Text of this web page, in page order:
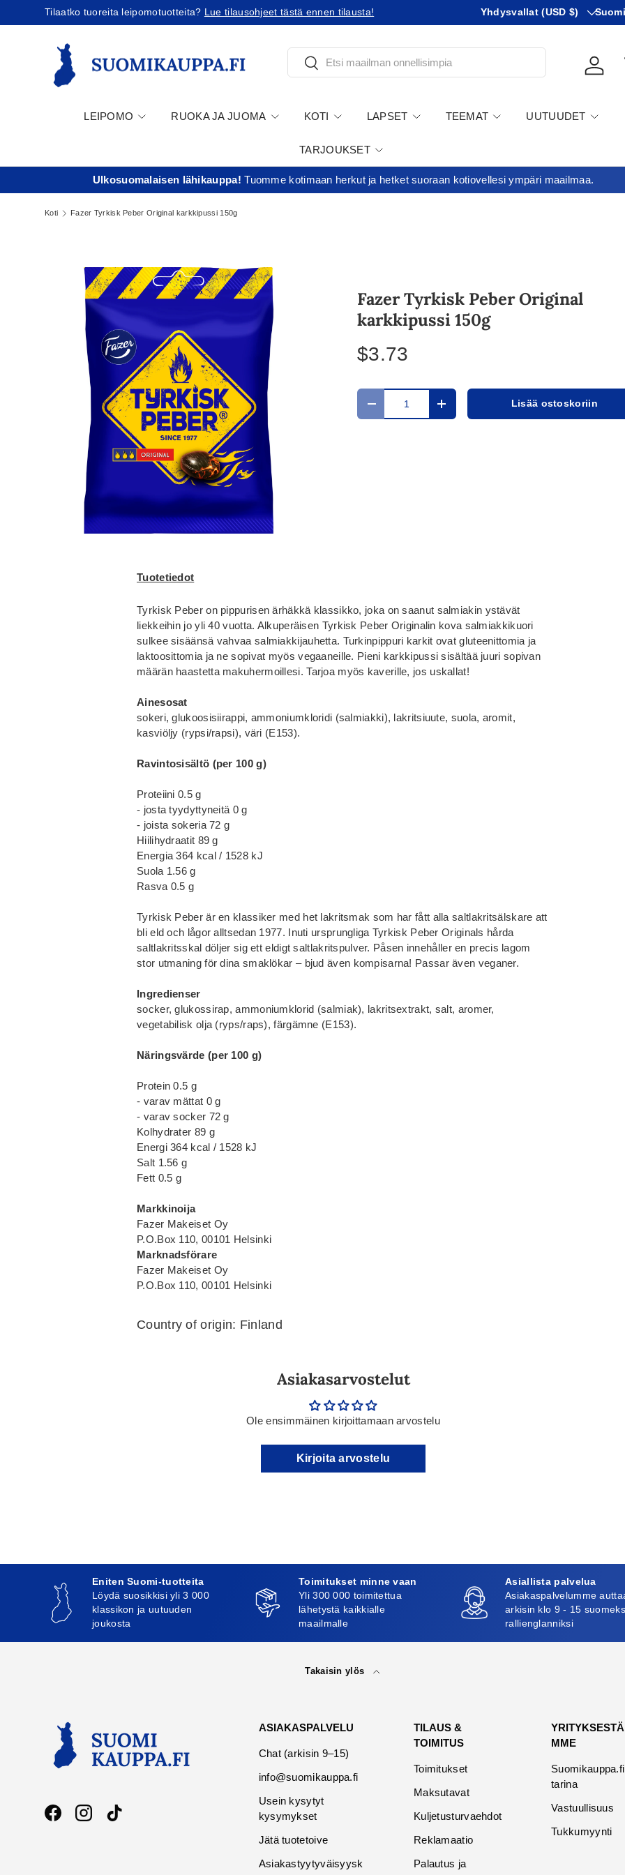
Jatka sisältöön
Tilaatko tuoreita leipomotuotteita? Lue tilausohjeet tästä ennen tilausta! Tilaatko Yhdysvaltoihin?Tutustu
Maa
Yhdysvallat (USD $) KIeli
Suomi
Etsi
LEIPOMO RUOKA JA JUOMA KOTI LAPSET TEEMAT UUTUUDET
TARJOUKSET
Ulkosuomalaisen lähikauppa!Tuomme kotimaan herkut ja hetket suoraan kotiovellesi ympäri maailmaa.
Koti Fazer Tyrkisk Peber Original karkkipussi 150g
Fazer Tyrkisk Peber Original
karkkipussi 150g
$3.73
Määrä
Translation missing: fi.cart.items.decrease_quantity
Translation missing:Lisää ostoskoriin
Tuotetiedot
Tyrkisk Peber on pippurisen ärhäkkä klassikko, joka on saanut salmiakin ystävät
liekkeihin jo yli 40 vuotta. Alkuperäisen Tyrkisk Peber Originalin kova salmiakkikuori
sulkee sisäänsä vahvaa salmiakkijauhetta. Turkinpippuri karkit ovat gluteenittomia ja
laktoosittomia ja ne sopivat myös vegaaneille. Pieni karkkipussi sisältää juuri sopivan
määrän haastetta makuhermoillesi. Tarjoa myös kaverille, jos uskallat!
Ainesosat
sokeri, glukoosisiirappi, ammoniumkloridi (salmiakki), lakritsiuute, suola, aromit,
kasviöljy (rypsi/rapsi), väri (E153).
Ravintosisältö (per 100 g)
Proteiini 0.5 g
- josta tyydyttyneitä 0 g
- joista sokeria 72 g
Hiilihydraatit 89 g
Energia 364 kcal / 1528 kJ
Suola 1.56 g
Rasva 0.5 g
Tyrkisk Peber är en klassiker med het lakritsmak som har fått alla saltlakritsälskare att
bli eld och lågor alltsedan 1977. Inuti ursprungliga Tyrkisk Peber Originals hårda
saltlakritsskal döljer sig ett eldigt saltlakritspulver. Påsen innehåller en precis lagom
stor utmaning för dina smaklökar – bjud även kompisarna! Passar även veganer.
Ingredienser
socker, glukossirap, ammoniumklorid (salmiak), lakritsextrakt, salt, aromer,
vegetabilisk olja (ryps/raps), färgämne (E153).
Näringsvärde (per 100 g)
Protein 0.5 g
- varav mättat 0 g
- varav socker 72 g
Kolhydrater 89 g
Energi 364 kcal / 1528 kJ
Salt 1.56 g
Fett 0.5 g
Markkinoija
Fazer Makeiset Oy
P.O.Box 110, 00101 Helsinki
Marknadsförare
Fazer Makeiset Oy
P.O.Box 110, 00101 Helsinki
Country of origin: Finland
Asiakasarvostelut
Ole ensimmäinen kirjoittamaan arvostelu
Kirjoita arvostelu
Eniten Suomi-tuotteita
Löydä suosikkisi yli 3 000
klassikon ja uutuuden
joukosta
Toimitukset minne vaan
Yli 300 000 toimitettua
lähetystä kaikkialle
maailmalle
Asiallista palvelua
Asiakaspalvelumme
arkisin klo 9 - 15
rallienglanniksi
Takaisin ylös
FacebookInstagramTikTok
ASIAKASPALVELU
Chat (arkisin 9–15)
info@suomikauppa.fi
Usein kysytyt
kysymykset
Jätä tuotetoive
Asiakastyytyväisyysk
TILAUS &
TOIMITUS
Toimitukset
Maksutavat
Kuljetusturvaehdot
Reklamaatio
Palautus ja
YRITYKSESTÄ
MME
Suomikauppa.fi
tarina
Vastuullisuus
Tukkumyynti